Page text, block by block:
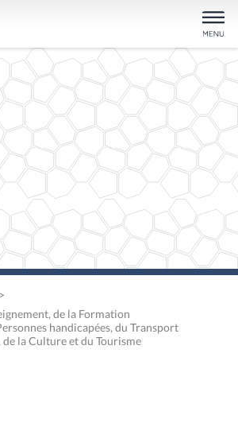
de la Formation
handicapées, du Transport
de la Culture et du Tourisme